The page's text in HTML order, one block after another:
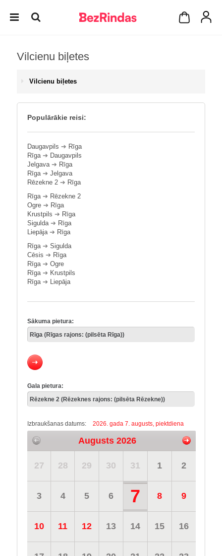
Vilcienu biļetes
Vilcienu biļetes
Populārākie reisi:
Daugavpils ➔ Rīga
Rīga➔ Daugavpils
Jelgava➔ Rīga
Rīga➔ Jelgava
Rēzekne 2 ➔ Rīga
Rīga➔ Rēzekne 2
Ogre ➔ Rīga
Krustpils ➔ Rīga
Sigulda➔ Rīga
Liepāja➔ Rīga
Rīga➔ Sigulda
Cēsis ➔ Rīga
Rīga➔ Ogre
Rīga➔ Krustpils
Rīga➔ Liepāja
Sākuma pietura:
Gala pietura:
Izbraukšanas datums: 2026. gada 7. augusts, piektdiena
Augusts 2026
27 28 29 30 31 1 2
3 4 5 6 7 8 9
10 11 12 13 14 15 16